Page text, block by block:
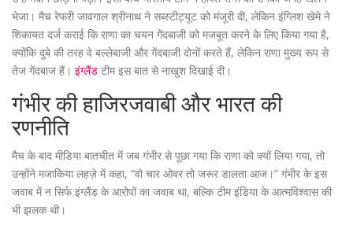
भेजा। मैच रेफरी जावगाल श्रीनाथ ने सब्स्टीट्यूट को मंजूरी दी, लेकिन इंग्लिश खेमे ने
शिकायत दर्ज कराई कि राणा का चयन गेंदबाजी को मजबूत करने के लिए किया गया है,
क्योंकि दुबे की तरह वे बल्लेबाजी और गेंदबाजी दोनों करते हैं, लेकिन राणा मुख्य रूप से
तेज गेंदबाज हैं। इंग्लैंड टीम इस बात से नाखुश दिखाई दी।
गंभीर की हाजिरजवाबी और भारत की
रणनीति
मैच के बाद मीडिया बातचीत में जब गंभीर से पूछा गया कि राणा को क्यों लिया गया, तो
उन्होंने मजाकिया लहज़े में कहा, “वो चार ओवर तो जरूर डालता आज।” गंभीर के इस
जवाब में न सिर्फ इंग्लैंड के आरोपों का जवाब था, बल्कि टीम इंडिया के आत्मविश्वास की
भी झलक थी।